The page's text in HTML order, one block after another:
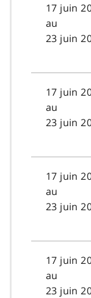
17 juin
au
23 juin
17 juin
au
23 juin
17 juin
au
23 juin
17 juin
au
23 juin